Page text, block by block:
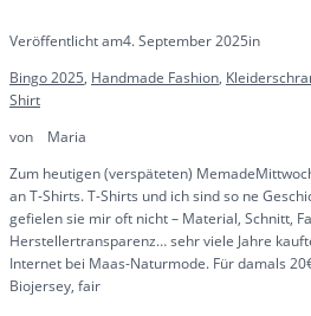
Veröffentlicht am4. September 2025in
Bingo 2025, Handmade Fashion,
Shirt
von
Maria
Zum heutigen (verspäteten)
an T-Shirts. T-Shirts und ich sind so ne
gefielen sie mir oft nicht – Material, Schnitt,
Herstellertransparenz… sehr viele Jahre
Internet bei Maas-Naturmode. Für damals
Biojersey, fair